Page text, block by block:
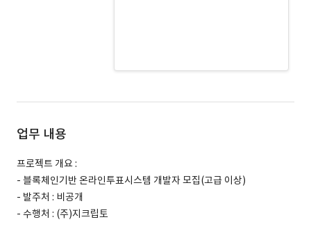
업무 내용
프로젝트 개요 :
- 블록체인기반 온라인투표시스템 개발자 모집(고급 이상)
- 발주처 : 비공개
- 수행처 : (주)지크립토